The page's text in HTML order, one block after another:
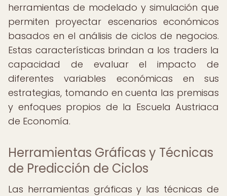
herramientas de modelado y simulación que
permiten proyectar escenarios económicos
basados en el análisis de ciclos de negocios.
Estas características brindan a los traders la
capacidad de evaluar el impacto de
diferentes variables económicas en sus
estrategias, tomando en cuenta las premisas
y enfoques propios de la Escuela Austriaca
de Economía.
Herramientas Gráficas y Técnicas
de Predicción de Ciclos
Las herramientas gráficas y las técnicas de